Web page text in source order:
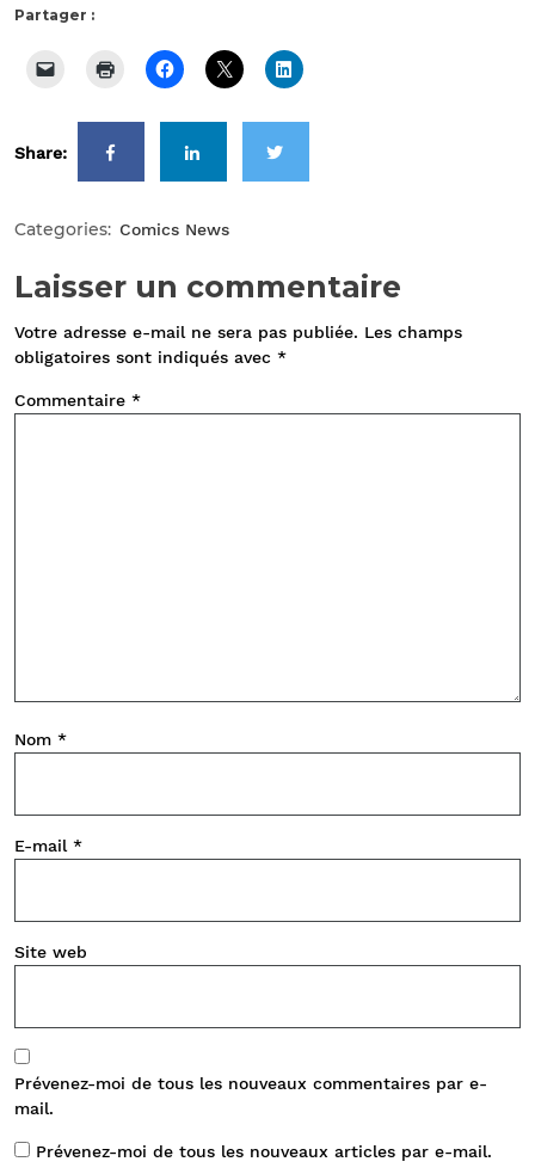
Partager :
Share:
Categories: Comics News
Laisser un commentaire
Votre adresse e-mail ne sera pas publiée. Les champs
obligatoires sont indiqués avec *
Commentaire *
Nom *
E-mail *
Site web
Prévenez-moi de tous les nouveaux commentaires par e-
mail.
Prévenez-moi de tous les nouveaux articles par e-mail.